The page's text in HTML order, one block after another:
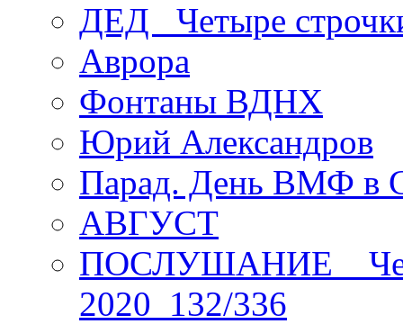
ДЕД _Четыре
Аврора
Фонтаны ВДНХ
Юрий Александров
Парад. День ВМФ в
АВГУСТ
ПОСЛУШАНИЕ _
2020_132/336